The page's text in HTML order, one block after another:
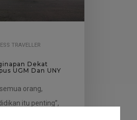
TRAVELLER
Dekat
UGM Dan UNY
orang,
itu penting”,